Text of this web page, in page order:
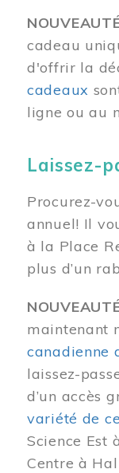
cadeau
d'offrir la
cadeaux
ligne ou au
Laissez-
Procurez-
annuel! Il
à la Place
plus d’un
maintenant
canadienne
laissez-
d’un accès
variété de
Science Est
Centre à